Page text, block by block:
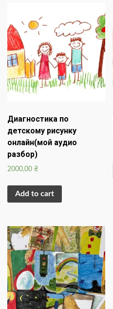
Диагностика по
детскому рисунку
онлайн(мой аудио
разбор)
2000,00 ₴
Add to cart